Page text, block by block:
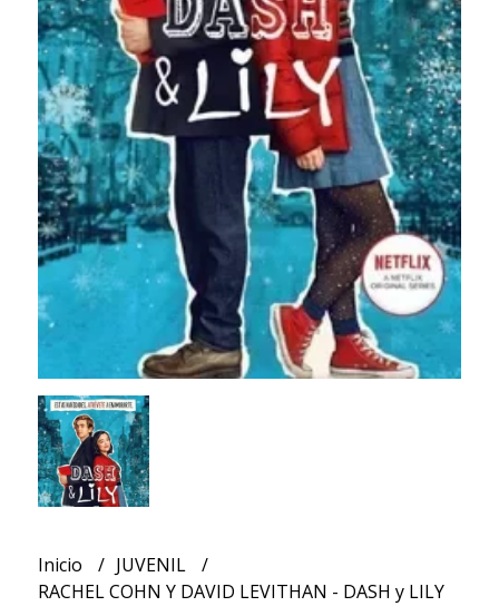
Inicio
JUVENIL
RACHEL COHN Y DAVID LEVITHAN - DASH y LILY